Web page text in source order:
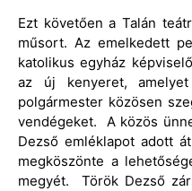
Ezt követően a Talán
műsort. Az emelkedett
katolikus egyház
az új kenyeret,
polgármester közösen
vendégeket. A közös
Dezső emléklapot adott
megköszönte a
megyét. Török Dezső